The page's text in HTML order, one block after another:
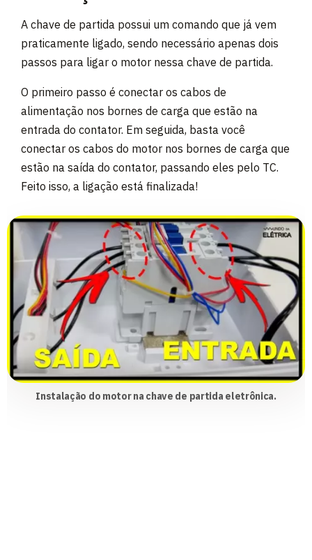
A chave de partida possui um comando que já vem
praticamente ligado, sendo necessário apenas dois
passos para ligar o motor nessa chave de partida.
O primeiro passo é conectar os cabos de
alimentação nos bornes de carga que estão na
entrada do contator. Em seguida, basta você
conectar os cabos do motor nos bornes de carga que
estão na saída do contator, passando eles pelo TC.
Feito isso, a ligação está finalizada!
Instalação do motor na chave de partida eletrônica.